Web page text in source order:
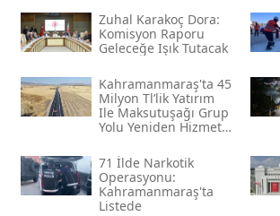
Zuhal Karakoç Dora:
Komisyon Raporu
Geleceğe Işık Tutacak
Kahramanmaraş'ta 45
Milyon Tl’lik Yatırım
Ile Maksutuşağı Grup
Yolu Yeniden Hizmete
71 İlde Narkotik
Operasyonu:
Kahramanmaraş'ta
Listede